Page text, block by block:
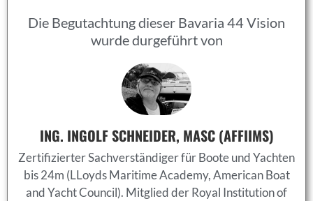
Die Begutachtung dieser Bavaria 44 Vision
wurde durgeführt von
ING. INGOLF SCHNEIDER, MASC (AFFIIMS)
Zertifizierter Sachverständiger für Boote und Yachten
bis 24m (LLoyds Maritime Academy, American Boat
and Yacht Council). Mitglied der Royal Institution of